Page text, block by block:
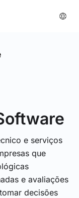
e serviços
que
e avaliações
decisões